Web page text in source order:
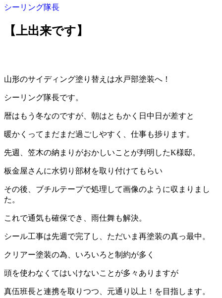
シーリング隊長
【上出来です】
山形のサイディング塗り替えは水戸部塗装へ！
シーリング隊長です。
暦はもう冬なのですが、朝はともかく日中日が差すと
暖かくってまだまだ過ごしやすく、仕事も捗ります。
先週、笠木の納まりがおかしいことが判明したK様邸。
板金屋さんに水切り部材を取り付けてもらい
その後、ブチルテープで処理して画像のように収まりまし
た。
これで通気も確保でき、雨仕舞も解決。
シール工事は先週で完了し、ただいま再塗装の真っ最中。
クリアー塗装の為、いろいろと制約が多く
頭を使わなくてはいけないことが多々ありますが
真伍班長と連携を取りつつ、元通り以上！を目指します。